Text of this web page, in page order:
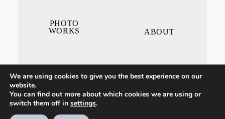
ABOUT
PHOTO
WORKS
CONTACT ME
We are using cookies to give you the best experience on our
website.
You can find out more about which cookies we are using or
switch them off in settings.